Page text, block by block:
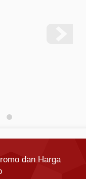
dan Harga